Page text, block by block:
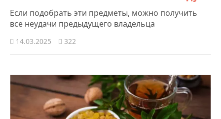
Если подобрать эти предметы, можно получить
все неудачи предыдущего владельца
14.03.2025 322